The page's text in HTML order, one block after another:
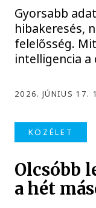
Gyorsabb
hibakeresés,
felelősség.
intelligencia a
2026. JÚNIUS 17.
KÖZÉLET
Olcsóbb
a hét